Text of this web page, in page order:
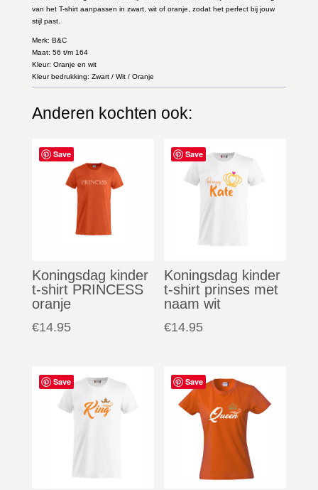
van het T-shirt aanpassen in zwart, wit of oranje, zodat het perfect bij jouw
stijl past.
Merk: B&C
Maat: 56 t/m 164
Kleur: Oranje en wit
Kleur bedrukking: Zwart / Wit / Oranje
Anderen kochten ook:
Save
Koningsdag kinder
t-shirt PRINCESS
oranje
€14.95
Save
Koningsdag kinder
t-shirt prinses met
naam wit
€14.95
Save Save